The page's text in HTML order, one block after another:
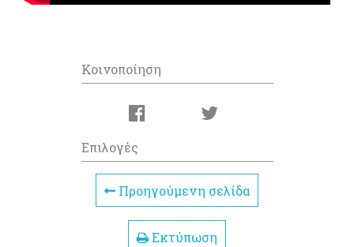
Κοινοποίηση
Επιλογές
Προηγούμενη σελίδα
Εκτύπωση